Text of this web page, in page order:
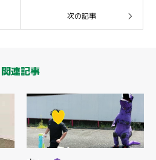
次の記事
関連記事